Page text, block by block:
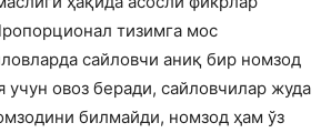
тизимга мос
сайловчи аниқ бир номзод
учун овоз беради, сайловчилар жуда
билмайди, номзод ҳам ўз